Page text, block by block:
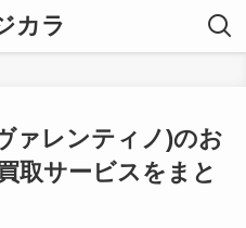
カラ
ァレンティノ)のお
取サービスをまと